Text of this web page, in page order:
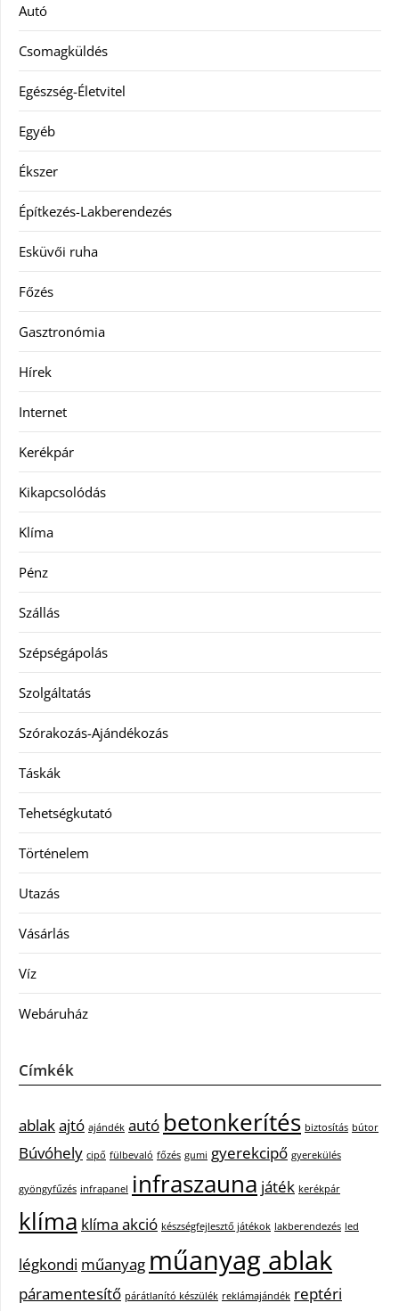
Autó
Csomagküldés
Egészség-Életvitel
Egyéb
Ékszer
Építkezés-Lakberendezés
Esküvői ruha
Főzés
Gasztronómia
Hírek
Internet
Kerékpár
Kikapcsolódás
Klíma
Pénz
Szállás
Szépségápolás
Szolgáltatás
Szórakozás-Ajándékozás
Táskák
Tehetségkutató
Történelem
Utazás
Vásárlás
Víz
Webáruház
Címkék
ablakajtó ajándék autó betonkerítés biztosítás bútor
Búvóhely cipő fülbevaló főzés gumi gyerekcipő gyerekülés
gyöngyfűzés infrapanel infraszauna játék kerékpár
klíma klíma akció készségfejlesztő játékok lakberendezés led
légkondi műanyag műanyag ablak
páramentesítő párátlanító készülék reklámajándék reptéri